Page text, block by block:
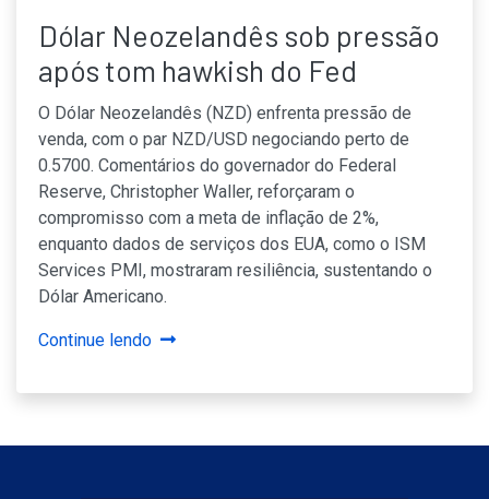
Dólar Neozelandês sob pressão
após tom hawkish do Fed
O Dólar Neozelandês (NZD) enfrenta pressão de
venda, com o par NZD/USD negociando perto de
0.5700. Comentários do governador do Federal
Reserve, Christopher Waller, reforçaram o
compromisso com a meta de inflação de 2%,
enquanto dados de serviços dos EUA, como o ISM
Services PMI, mostraram resiliência, sustentando o
Dólar Americano.
Continue lendo